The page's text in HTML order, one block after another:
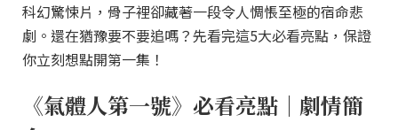
科幻驚悚片，骨子裡卻藏著一段令人惆悵至極的宿命悲
劇。還在猶豫要不要追嗎？先看完這5大必看亮點，保證
你立刻想點開第一集！
《氣體人第一號》必看亮點｜劇情簡